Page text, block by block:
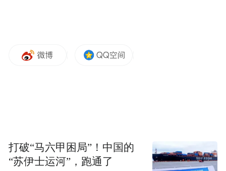
解，深入了解丁佳富烈士英勇无畏、甘于奉
致，屋顶光伏瓦等绿色现代科技元素巧妙融
打破“马六甲困局”！中国的
“苏伊士运河”，跑通了